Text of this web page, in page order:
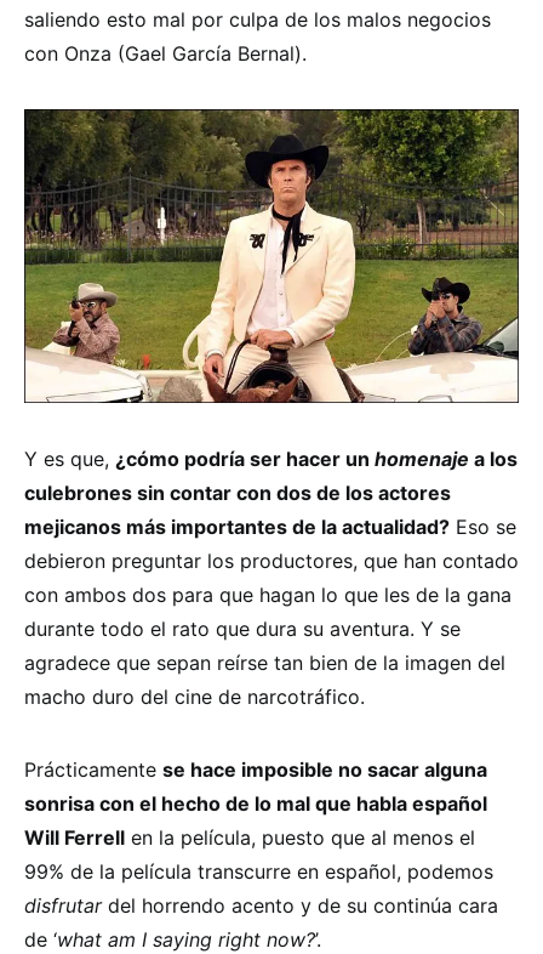
saliendo esto mal por culpa de los malos negocios
con Onza (Gael García Bernal).
Y es que, ¿cómo podría ser hacer un homenaje a los
culebrones sin contar con dos de los actores
mejicanos más importantes de la actualidad? Eso se
debieron preguntar los productores, que han contado
con ambos dos para que hagan lo que les de la gana
durante todo el rato que dura su aventura. Y se
agradece que sepan reírse tan bien de la imagen del
macho duro del cine de narcotráfico.
Prácticamente se hace imposible no sacar alguna
sonrisa con el hecho de lo mal que habla español
Will Ferrell en la película, puesto que al menos el
99% de la película transcurre en español, podemos
disfrutar del horrendo acento y de su continúa cara
de ‘what am I saying right now?’.